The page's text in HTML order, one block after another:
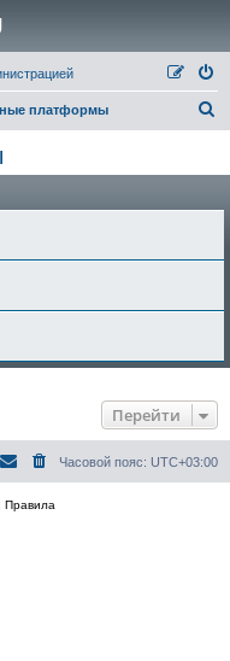
платформы
Перейти
Часовой пояс: UTC+03:00
Правила